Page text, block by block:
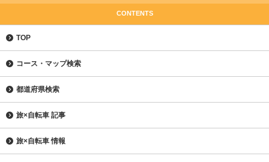
CONTENTS
TOP
コース・マップ検索
都道府県検索
旅×自転車 記事
旅×自転車 情報